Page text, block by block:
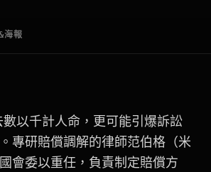
海報
數以千計人命，更可能引爆訴訟
專研賠償調解的律師范伯格（米
會委以重任，負責制定賠償方